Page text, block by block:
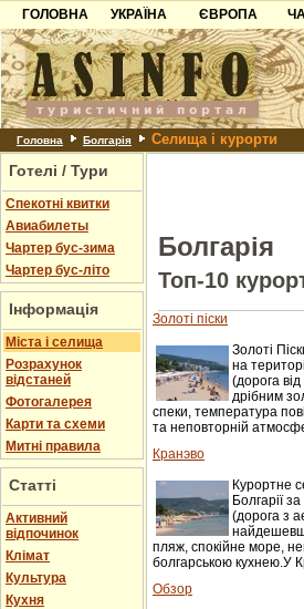
ГОЛОВНА
УКРАЇНА
Карпати
Азов
Причорноморря
Шацьк
ЄВРОПА
Чорногорія
Хорватія
Болгарія
Албанія
Головна Болгарія Селища і курорти
Готелі / Тури
Спекотні квитки
Авиабилеты
Чартер бус-зима
Чартер бус-літо
Інформація
Міста і селища
Розрахунок
відстаней
Фотогалерея
Карти та схеми
Митні правила
Статті
Активний
відпочинок
Клімат
Культура
Кухня
Болгарія
Топ-10
Золоті піски
Золоті
на
(дорога
дрібним
спеки, температура
та неповторній
Кранэво
Курортне
Болгарії
(дорога з
пляж, спокійне море,
болгарською кухнею.У
Обзор